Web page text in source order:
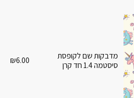
מדבקות שם לקופסת
סיסטמה 1.4 חד קרן
₪6.00